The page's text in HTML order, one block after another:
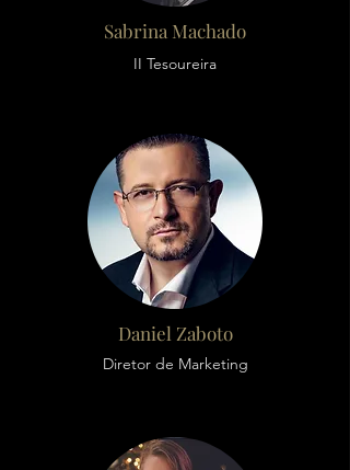
Sabrina Machado
II Tesoureira
Daniel Zaboto
Diretor de Marketing